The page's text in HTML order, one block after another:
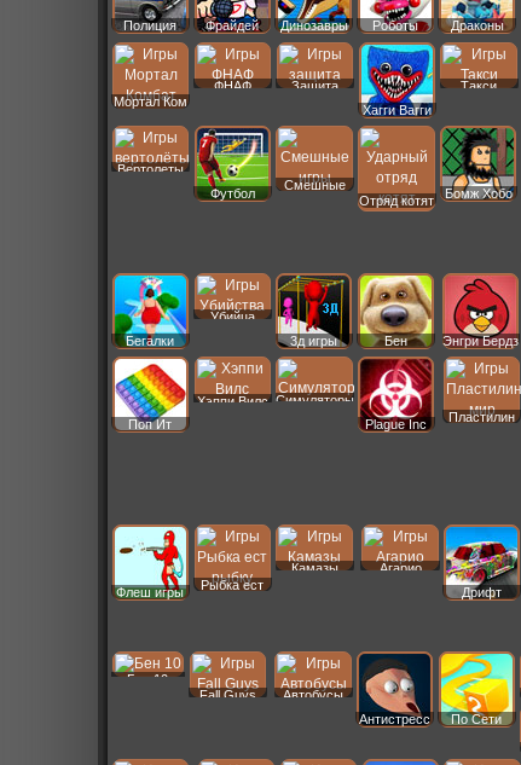
Полиция Фрайдей Динозавры Роботы Драконы
Мортал Ком
ФНАФ
Защита
Хагги Вагги
Такси
Вертолеты
Футбол
Смешные
Отряд котят
Бомж Хобо
Бегалки
Убийца
3д игры
Бен Энгри Бердз
Поп Ит
Хэппи Вилс Симуляторы
Plague Inc
Пластилин
Флеш игры
Рыбка ест
Камазы
Агарио
Дрифт
Бен 10
Fall Guys
Автобусы
Антистресс
По Сети